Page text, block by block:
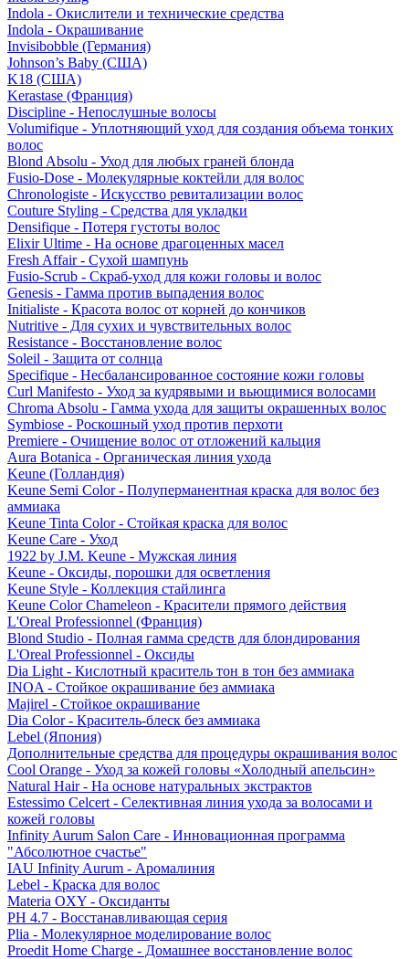
Indola - Окислители и технические средства
Indola - Окрашивание
Invisibobble (Германия)
Johnson’s Baby (США)
K18 (США)
Kerastase (Франция)
Discipline - Непослушные волосы
Volumifique - Уплотняющий уход для создания объема тонких
волос
Blond Absolu - Уход для любых граней блонда
Fusio-Dose - Молекулярные коктейли для волос
Chronologiste - Искусство ревитализации волос
Couture Styling - Средства для укладки
Densifique - Потеря густоты волос
Elixir Ultime - На основе драгоценных масел
Fresh Affair - Сухой шампунь
Fusio-Scrub - Скраб-уход для кожи головы и волос
Genesis - Гамма против выпадения волос
Initialiste - Красота волос от корней до кончиков
Nutritive - Для сухих и чувствительных волос
Resistance - Восстановление волос
Soleil - Защита от солнца
Specifique - Несбалансированное состояние кожи головы
Curl Manifesto - Уход за кудрявыми и вьющимися волосами
Chroma Absolu - Гамма ухода для защиты окрашенных волос
Symbiose - Роскошный уход против перхоти
Premiere - Очищение волос от отложений кальция
Aura Botanica - Органическая линия ухода
Keune (Голландия)
Keune Semi Color - Полуперманентная краска для волос без
аммиака
Keune Tinta Color - Стойкая краска для волос
Keune Care - Уход
1922 by J.M. Keune - Мужская линия
Keune - Оксиды, порошки для осветления
Keune Style - Коллекция стайлинга
Keune Color Chameleon - Красители прямого действия
L'Oreal Professionnel (Франция)
Blond Studio - Полная гамма средств для блондирования
L'Oreal Professionnel - Оксиды
Dia Light - Кислотный краситель тон в тон без аммиака
INOA - Стойкое окрашивание без аммиака
Majirel - Стойкое окрашивание
Dia Color - Краситель-блеск без аммиака
Lebel (Япония)
Дополнительные средства для процедуры окрашивания волос
Cool Orange - Уход за кожей головы «Холодный апельсин»
Natural Hair - На основе натуральных экстрактов
Estessimo Celcert - Селективная линия ухода за волосами и
кожей головы
Infinity Aurum Salon Care - Инновационная программа
"Абсолютное счастье"
IAU Infinity Aurum - Аромалиния
Lebel - Краска для волос
Materia OXY - Оксиданты
PH 4.7 - Восстанавливающая серия
Plia - Молекулярное моделирование волос
Proedit Home Charge - Домашнее восстановление волос